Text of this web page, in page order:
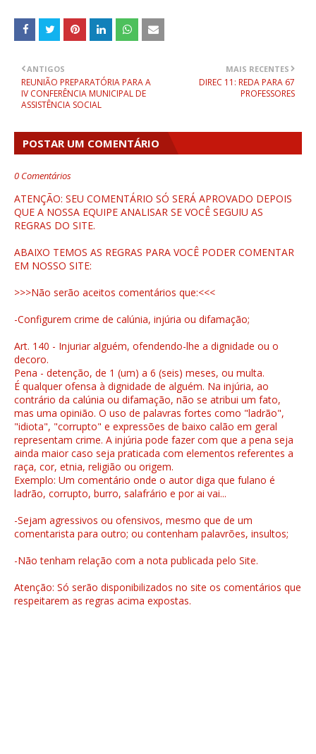
MAIS RECENTES
DIREC 11: REDA PARA 67
PROFESSORES
ANTIGOS
REUNIÃO PREPARATÓRIA PARA A
IV CONFERÊNCIA MUNICIPAL DE
ASSISTÊNCIA SOCIAL
POSTAR UM COMENTÁRIO
0 Comentários
ATENÇÃO: SEU COMENTÁRIO SÓ SERÁ APROVADO DEPOIS
QUE A NOSSA EQUIPE ANALISAR SE VOCÊ SEGUIU AS
REGRAS DO SITE.
ABAIXO TEMOS AS REGRAS PARA VOCÊ PODER COMENTAR
EM NOSSO SITE:
>>>Não serão aceitos comentários que:<<<
-Configurem crime de calúnia, injúria ou difamação;
Art. 140 - Injuriar alguém, ofendendo-lhe a dignidade ou o
decoro.
Pena - detenção, de 1 (um) a 6 (seis) meses, ou multa.
É qualquer ofensa à dignidade de alguém. Na injúria, ao
contrário da calúnia ou difamação, não se atribui um fato,
mas uma opinião. O uso de palavras fortes como "ladrão",
"idiota", "corrupto" e expressões de baixo calão em geral
representam crime. A injúria pode fazer com que a pena seja
ainda maior caso seja praticada com elementos referentes a
raça, cor, etnia, religião ou origem.
Exemplo: Um comentário onde o autor diga que fulano é
ladrão, corrupto, burro, salafrário e por ai vai...
-Sejam agressivos ou ofensivos, mesmo que de um
comentarista para outro; ou contenham palavrões, insultos;
-Não tenham relação com a nota publicada pelo Site.
Atenção: Só serão disponibilizados no site os comentários que
respeitarem as regras acima expostas.